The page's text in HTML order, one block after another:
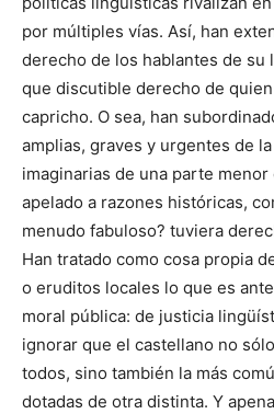
por múltiples vías. Así, han
derecho de los hablantes de su
que discutible derecho de
capricho. O sea, han
amplias, graves y urgentes de
imaginarias de una parte menor
apelado a razones históricas,
menudo fabuloso? tuviera
Han tratado como cosa propia
o eruditos locales lo que es
moral pública: de justicia
ignorar que el castellano no
todos, sino también la más
dotadas de otra distinta. Y